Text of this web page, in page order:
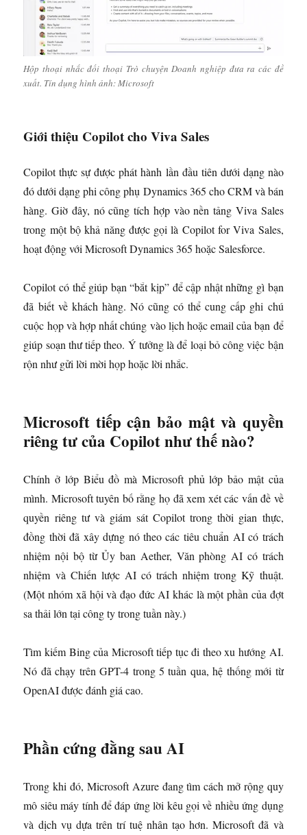
Hộp thoại nhắc đối thoại Trò chuyện Doanh nghiệp đưa ra các đề
xuất. Tín dụng hình ảnh: Microsoft
Giới thiệu Copilot cho Viva Sales
Copilot thực sự được phát hành lần đầu tiên dưới dạng nào
đó dưới dạng phi công phụ Dynamics 365 cho CRM và bán
hàng. Giờ đây, nó cũng tích hợp vào nền tảng Viva Sales
trong một bộ khả năng được gọi là Copilot for Viva Sales,
hoạt động với Microsoft Dynamics 365 hoặc Salesforce.
Copilot có thể giúp bạn “bắt kịp” để cập nhật những gì bạn
đã biết về khách hàng. Nó cũng có thể cung cấp ghi chú
cuộc họp và hợp nhất chúng vào lịch hoặc email của bạn để
giúp soạn thư tiếp theo. Ý tưởng là để loại bỏ công việc bận
rộn như gửi lời mời họp hoặc lời nhắc.
Microsoft tiếp cận bảo mật và quyền
riêng tư của Copilot như thế nào?
Chính ở lớp Biểu đồ mà Microsoft phủ lớp bảo mật của
mình. Microsoft tuyên bố rằng họ đã xem xét các vấn đề về
quyền riêng tư và giám sát Copilot trong thời gian thực,
đồng thời đã xây dựng nó theo các tiêu chuẩn AI có trách
nhiệm nội bộ từ Ủy ban Aether, Văn phòng AI có trách
nhiệm và Chiến lược AI có trách nhiệm trong Kỹ thuật.
(Một nhóm xã hội và đạo đức AI khác là một phần của đợt
sa thải lớn tại công ty trong tuần này.)
Tìm kiếm Bing của Microsoft tiếp tục đi theo xu hướng AI.
Nó đã chạy trên GPT-4 trong 5 tuần qua, hệ thống mới từ
OpenAI được đánh giá cao.
Phần cứng đằng sau AI
Trong khi đó, Microsoft Azure đang tìm cách mở rộng quy
mô siêu máy tính để đáp ứng lời kêu gọi về nhiều ứng dụng
và dịch vụ dựa trên trí tuệ nhân tạo hơn. Microsoft đã và